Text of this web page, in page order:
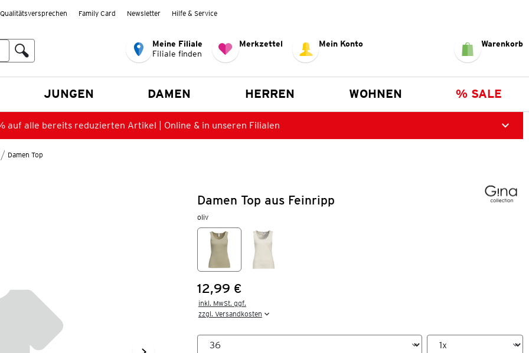
Qualitätsversprechen Family Card Newsletter Hilfe & Service
Meine Filiale
Filiale finden
Merkzettel Mein Konto Warenkorb
JUNGEN DAMEN HERREN WOHNEN % SALE
auf alle bereits reduzierten Artikel | Online & in unseren Filialen
Damen Top
Damen Top aus Feinripp
oliv
Preis:
12,99 €
inkl. MwSt. ggf.
zzgl. Versandkosten